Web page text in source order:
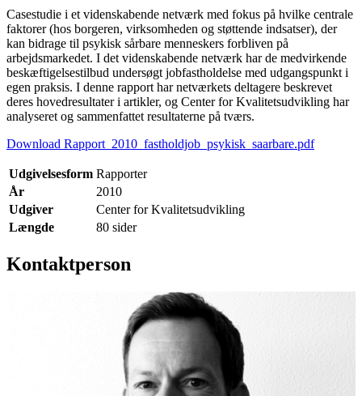
Casestudie i et videnskabende netværk med fokus på hvilke centrale
faktorer (hos borgeren, virksomheden og støttende indsatser), der
kan bidrage til psykisk sårbare menneskers forbliven på
arbejdsmarkedet. I det videnskabende netværk har de medvirkende
beskæftigelsestilbud undersøgt jobfastholdelse med udgangspunkt i
egen praksis. I denne rapport har netværkets deltagere beskrevet
deres hovedresultater i artikler, og Center for Kvalitetsudvikling har
analyseret og sammenfattet resultaterne på tværs.
Download Rapport_2010_fastholdjob_psykisk_saarbare.pdf
Udgivelsesform Rapporter
År
2010
Udgiver
Center for Kvalitetsudvikling
Længde
80 sider
Kontaktperson